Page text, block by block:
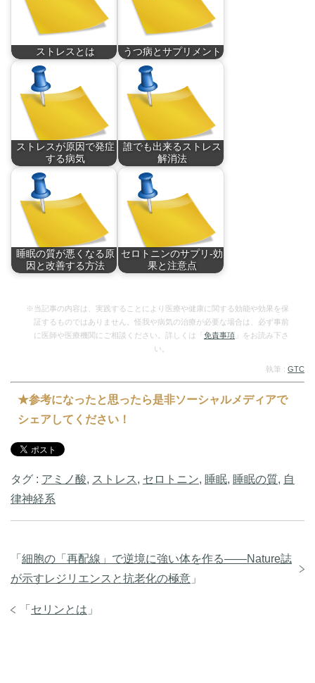
ストレスとは
いじめ、パワハラ、
離…
うつ病とサプリメント
うつ病とサプリメン
ト…
ストレスが原因で発症
する病気
ストレスは心身を疲
弊…
誰でも出来るストレス
解消法
ストレス社会の中で
う…
睡眠の質が悪くなる原
因と改善する方法
セロトニンのサプリ-効
果と注意点
※当記事の内容は、実践することにより医療や健康に関する効能や効果を保
証するものではありません。怪我や病気の治療が必要な場合は、必ず事前
に医師や医療機関にご相談ください。詳しくは「 免責事項 」をお読み下さ
い。
執筆 : GTC
★参考になったと思ったら是非ソーシャルメディアで
シェアしてください！
タグ : アミノ酸, ストレス , セロトニン, 睡眠, 睡眠の質, 自
律神経系
「 細胞の「再配線」で逆境に強い体を作る――Nature誌
が示すレジリエンスと抗老化の極意 」
「 セリンとは 」